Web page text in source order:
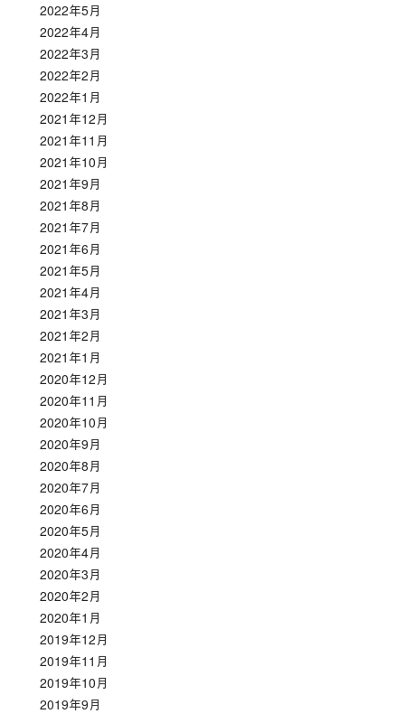
2022年5月
2022年4月
2022年3月
2022年2月
2022年1月
2021年12月
2021年11月
2021年10月
2021年9月
2021年8月
2021年7月
2021年6月
2021年5月
2021年4月
2021年3月
2021年2月
2021年1月
2020年12月
2020年11月
2020年10月
2020年9月
2020年8月
2020年7月
2020年6月
2020年5月
2020年4月
2020年3月
2020年2月
2020年1月
2019年12月
2019年11月
2019年10月
2019年9月